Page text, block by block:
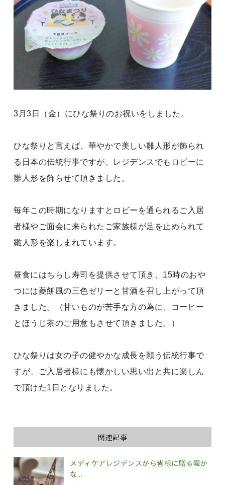
3月3日（金）にひな祭りのお祝いをしました。
ひな祭りと言えば、華やかで美しい雛人形が飾られ
る日本の伝統行事ですが、レジデンスでもロビーに
雛人形を飾らせて頂きました。
毎年この時期になりますとロビーを通られるご入居
者様やご面会に来られたご家族様が足を止められて
雛人形を楽しまれています。
昼食にはちらし寿司を提供させて頂き、15時のおや
つには菱餅風の三色ゼリーと甘酒を召し上がって頂
きました。（甘いものが苦手な方の為に、コーヒー
とほうじ茶のご用意もさせて頂きました。）
ひな祭りは女の子の健やかな成長を願う伝統行事で
すが、ご入居者様にも懐かしい思い出と共に楽しん
で頂けた1日となりました。
関連記事
メディケアレジデンスから皆様に贈る暖か
な...